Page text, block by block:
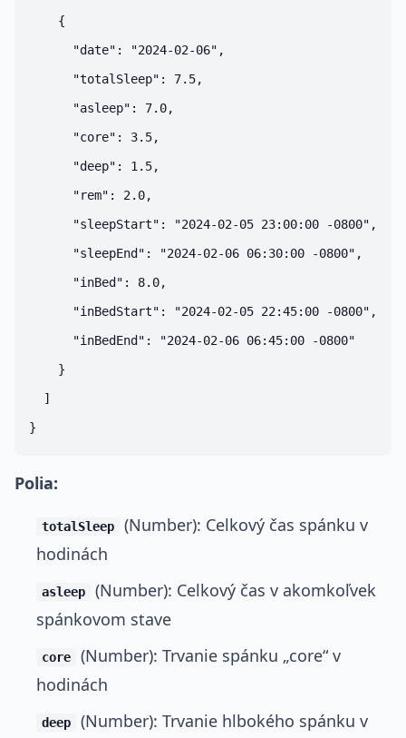
    {
      "date": "2024-02-06",
      "totalSleep": 7.5,
      "asleep": 7.0,
      "core": 3.5,
      "deep": 1.5,
      "rem": 2.0,
      "sleepStart": "2024-02-05 23:00:00 -0800",
      "sleepEnd": "2024-02-06 06:30:00 -0800",
      "inBed": 8.0,
      "inBedStart": "2024-02-05 22:45:00 -0800",
      "inBedEnd": "2024-02-06 06:45:00 -0800"
    }
  ]
Polia:
totalSleep
(Number): Celkový čas spánku v
hodinách
asleep
(Number): Celkový čas v akomkoľvek
spánkovom stave
core
(Number): Trvanie spánku „core“ v
hodinách
deep
(Number): Trvanie hlbokého spánku v